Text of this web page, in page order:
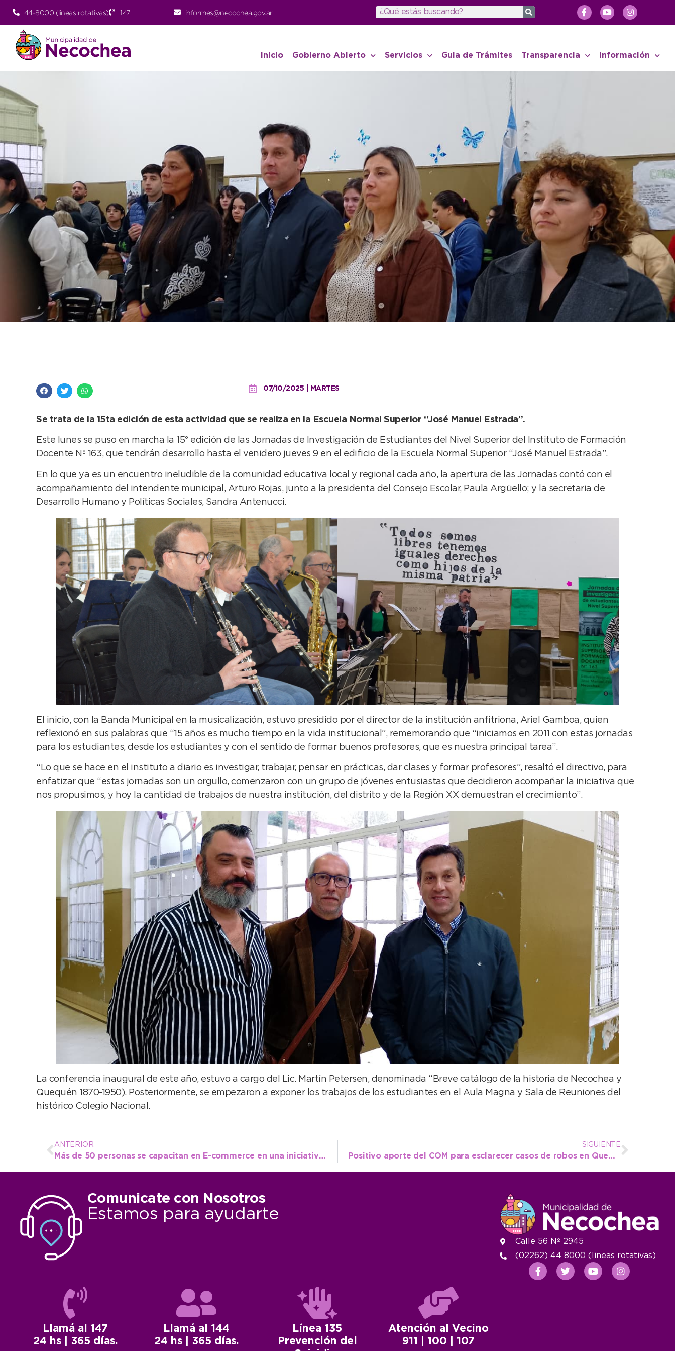
44-8000 (lineas rotativas) 147 informes@necochea.gov.ar
Inicio Gobierno Abierto Servicios Guia de Trámites Transparencia Información
07/10/2025 | MARTES
Se trata de la 15ta edición de esta actividad que se realiza en la Escuela Normal Superior “José Manuel Estrada”.
Este lunes se puso en marcha la 15º edición de las Jornadas de Investigación de Estudiantes del Nivel Superior del Instituto de Formación
Docente Nº 163, que tendrán desarrollo hasta el venidero jueves 9 en el edificio de la Escuela Normal Superior “José Manuel Estrada”.
En lo que ya es un encuentro ineludible de la comunidad educativa local y regional cada año, la apertura de las Jornadas contó con el
acompañamiento del intendente municipal, Arturo Rojas, junto a la presidenta del Consejo Escolar, Paula Argüello; y la secretaria de
Desarrollo Humano y Políticas Sociales, Sandra Antenucci.
El inicio, con la Banda Municipal en la musicalización, estuvo presidido por el director de la institución anfitriona, Ariel Gamboa, quien
reflexionó en sus palabras que “15 años es mucho tiempo en la vida institucional”, rememorando que “iniciamos en 2011 con estas jornadas
para los estudiantes, desde los estudiantes y con el sentido de formar buenos profesores, que es nuestra principal tarea”.
“Lo que se hace en el instituto a diario es investigar, trabajar, pensar en prácticas, dar clases y formar profesores”, resaltó el directivo, para
enfatizar que “estas jornadas son un orgullo, comenzaron con un grupo de jóvenes entusiastas que decidieron acompañar la iniciativa que
nos propusimos, y hoy la cantidad de trabajos de nuestra institución, del distrito y de la Región XX demuestran el crecimiento”.
La conferencia inaugural de este año, estuvo a cargo del Lic. Martín Petersen, denominada “Breve catálogo de la historia de Necochea y
Quequén 1870-1950). Posteriormente, se empezaron a exponer los trabajos de los estudiantes en el Aula Magna y Sala de Reuniones del
histórico Colegio Nacional.
ANTERIOR
Más de 50 personas se capacitan en E-commerce en una iniciativa municipal
SIGUIENTE
Positivo aporte del COM para esclarecer casos de robos en Quequén y Necochea
Comunicate con Nosotros
Estamos para ayudarte
Llamá al 147
24 hs | 365 días.
Llamá al 144
24 hs | 365 días.
Línea 135
Prevención del
Atención al Vecino
911 | 100 | 107
Calle 56 Nº 2945
(02262) 44 8000 (lineas rotativas)